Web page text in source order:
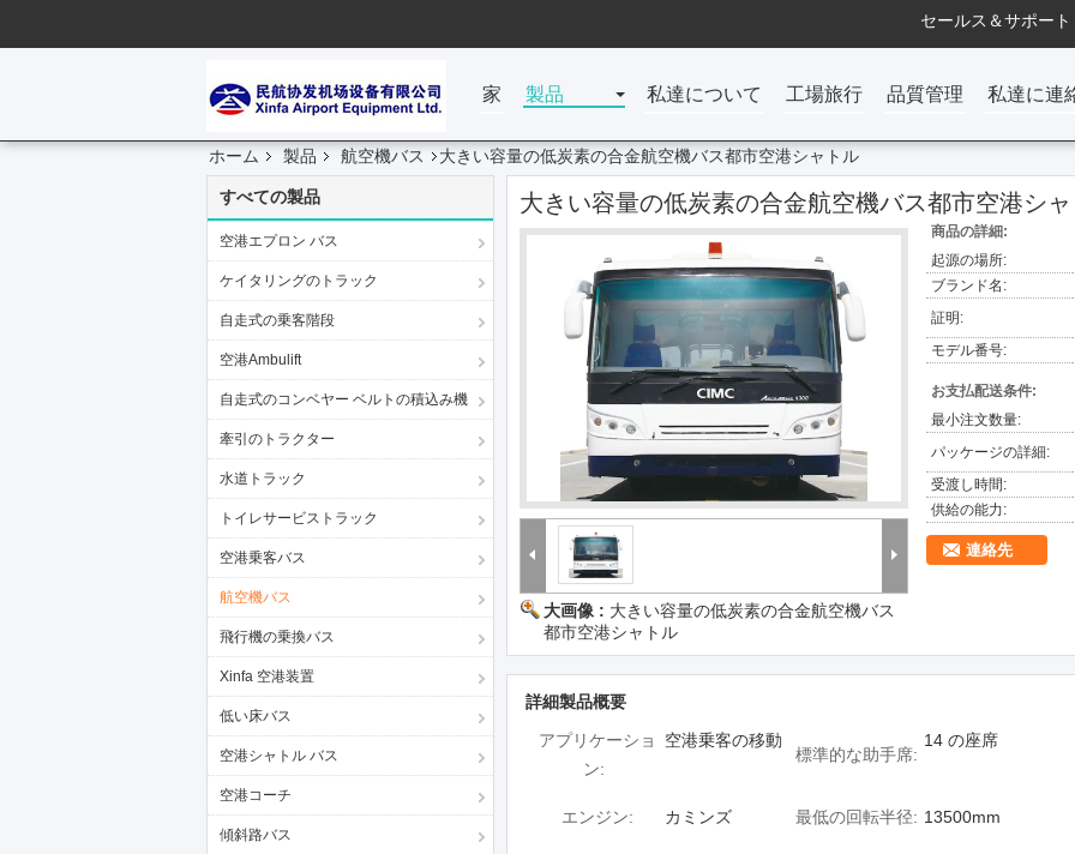
セールス＆サポート
家 製品 私達について 工場旅行 品質管理 私達に連
ホーム 製品 航空機バス 大きい容量の低炭素の合金航空機バス都市空港シャトル
すべての製品
空港エプロン バス
ケイタリングのトラック
自走式の乗客階段
空港Ambulift
自走式のコンベヤー ベルトの積込み機
牽引のトラクター
水道トラック
トイレサービストラック
空港乗客バス
航空機バス
飛行機の乗換バス
Xinfa 空港装置
低い床バス
空港シャトル バス
空港コーチ
傾斜路バス
大きい容量の低炭素の合金航空機バス都市空港シ
大画像 : 大きい容量の低炭素の合金航空機バス
都市空港シャトル
商品の詳細:
起源の場所:
ブランド名:
証明:
モデル番号:
お支払配送条件:
最小注文数量:
パッケージの詳細:
受渡し時間:
供給の能力:
連絡先
詳細製品概要
アプリケーショ
ン:
空港乗客の移動
標準的な助手席:
14 の座席
エンジン: カミンズ 最低の回転半径: 13500mm